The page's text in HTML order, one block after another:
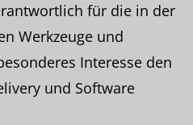
für die in der
Werkzeuge und
Interesse den
und Software